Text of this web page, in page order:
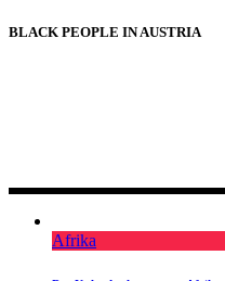
BLACK PEOPLE IN AUSTRIA
Afrika